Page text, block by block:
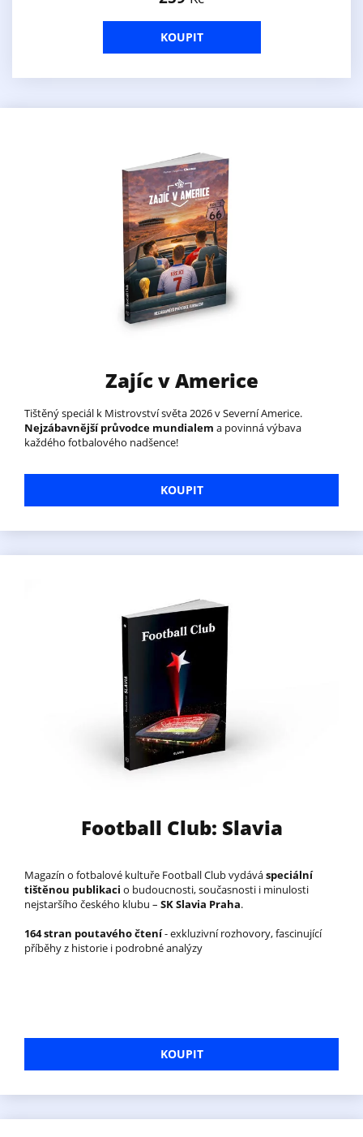
KOUPIT
Zajíc v Americe
Tištěný speciál k Mistrovství světa 2026 v Severní Americe.
Nejzábavnější průvodce mundialem a povinná výbava
každého fotbalového nadšence!
KOUPIT
Football Club: Slavia
Magazín o fotbalové kultuře Football Club vydáváspeciální
tištěnou publikaci o budoucnosti, současnosti i minulosti
nejstaršího českého klubu – SK Slavia Praha.
164 stran poutavého čtení- exkluzivní rozhovory, fascinující
příběhy z historie i podrobné analýzy
KOUPIT